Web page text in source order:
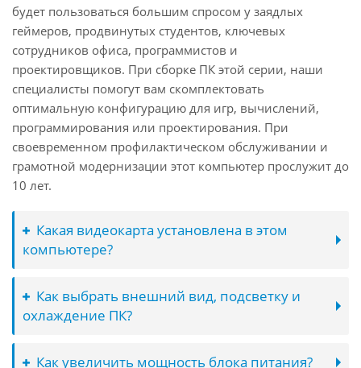
будет пользоваться большим спросом у заядлых
геймеров, продвинутых студентов, ключевых
сотрудников офиса, программистов и
проектировщиков. При сборке ПК этой серии, наши
специалисты помогут вам скомплектовать
оптимальную конфигурацию для игр, вычислений,
программирования или проектирования. При
своевременном профилактическом обслуживании и
грамотной модернизации этот компьютер прослужит до
10 лет.
Какая видеокарта установлена в этом
компьютере?
Как выбрать внешний вид, подсветку и
охлаждение ПК?
Как увеличить мощность блока питания?